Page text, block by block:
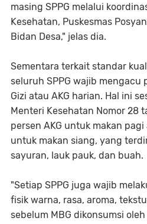
masing SPPG melalui
Kesehatan, Puskesmas
Bidan Desa," jelas dia.
Sementara terkait standar
seluruh SPPG wajib mengacu
Gizi atau AKG harian. Hal ini
Menteri Kesehatan Nomor 28
persen AKG untuk makan
untuk makan siang, yang
sayuran, lauk pauk, dan buah.
"Setiap SPPG juga wajib
fisik warna, rasa, aroma,
sebelum MBG dikonsumsi